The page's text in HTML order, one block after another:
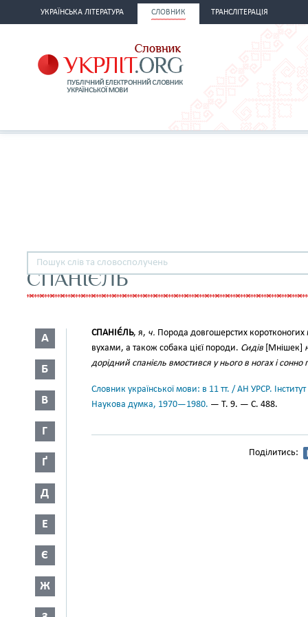
УКРАЇНСЬКА ЛІТЕРАТУРА СЛОВНИК ТРАНСЛІТЕРАЦІЯ
СПАНІЄЛЬ
А
Б
В
Г
Ґ
Д
Е
Є
Ж
СПАНІЄ́ЛЬ, я, ч. Порода довгошерстих
вухами, а також собака цієї породи. Сидів [Мнішек]
дорідний спанієль вмостився у нього в ногах і
Словник української мови: в 11 тт. / АН УРСР.
Наукова думка, 1970—1980. — Т. 9. — С. 488.
Поділитись: